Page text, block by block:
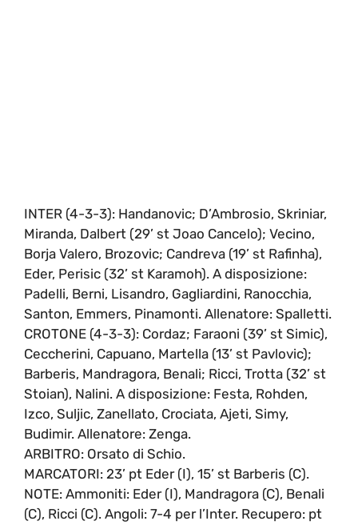
INTER (4-3-3): Handanovic; D’Ambrosio, Skriniar,
Miranda, Dalbert (29’ st Joao Cancelo); Vecino,
Borja Valero, Brozovic; Candreva (19’ st Rafinha),
Eder, Perisic (32’ st Karamoh). A disposizione:
Padelli, Berni, Lisandro, Gagliardini, Ranocchia,
Santon, Emmers, Pinamonti. Allenatore: Spalletti.
CROTONE (4-3-3): Cordaz; Faraoni (39’ st Simic),
Ceccherini, Capuano, Martella (13’ st Pavlovic);
Barberis, Mandragora, Benali; Ricci, Trotta (32’ st
Stoian), Nalini. A disposizione: Festa, Rohden,
Izco, Suljic, Zanellato, Crociata, Ajeti, Simy,
Budimir. Allenatore: Zenga.
ARBITRO: Orsato di Schio.
MARCATORI: 23’ pt Eder (I), 15’ st Barberis (C).
NOTE: Ammoniti: Eder (I), Mandragora (C), Benali
(C), Ricci (C). Angoli: 7-4 per l’Inter. Recupero: pt